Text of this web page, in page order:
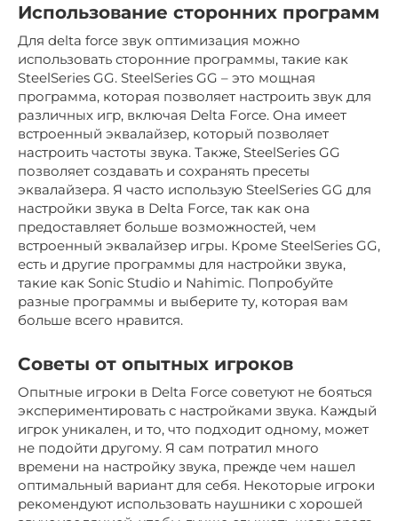
Использование сторонних программ
Для delta force звук оптимизация можно
использовать сторонние программы, такие как
SteelSeries GG. SteelSeries GG – это мощная
программа, которая позволяет настроить звук для
различных игр, включая Delta Force. Она имеет
встроенный эквалайзер, который позволяет
настроить частоты звука. Также, SteelSeries GG
позволяет создавать и сохранять пресеты
эквалайзера. Я часто использую SteelSeries GG для
настройки звука в Delta Force, так как она
предоставляет больше возможностей, чем
встроенный эквалайзер игры. Кроме SteelSeries GG,
есть и другие программы для настройки звука,
такие как Sonic Studio и Nahimic. Попробуйте
разные программы и выберите ту, которая вам
больше всего нравится.
Советы от опытных игроков
Опытные игроки в Delta Force советуют не бояться
экспериментировать с настройками звука. Каждый
игрок уникален, и то, что подходит одному, может
не подойти другому. Я сам потратил много
времени на настройку звука, прежде чем нашел
оптимальный вариант для себя. Некоторые игроки
рекомендуют использовать наушники с хорошей